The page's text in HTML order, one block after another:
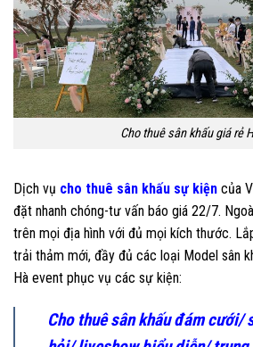
Cho thuê sân khấu giá rẻ
Dịch vụ cho thuê sân khấu sự kiện của
đặt nhanh chóng-tư vấn báo giá 22/7.
trên mọi địa hình với đủ mọi kích thước.
trải thảm mới, đầy đủ các loại Model sân
Hà event phục vụ các sự kiện:
Cho thuê sân khấu đám cưới/